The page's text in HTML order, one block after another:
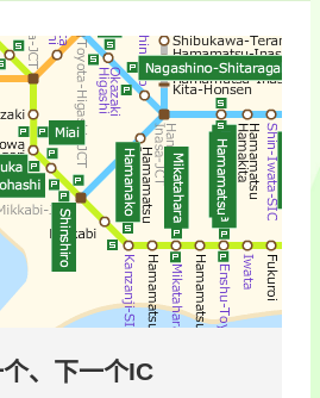
个、下一个IC